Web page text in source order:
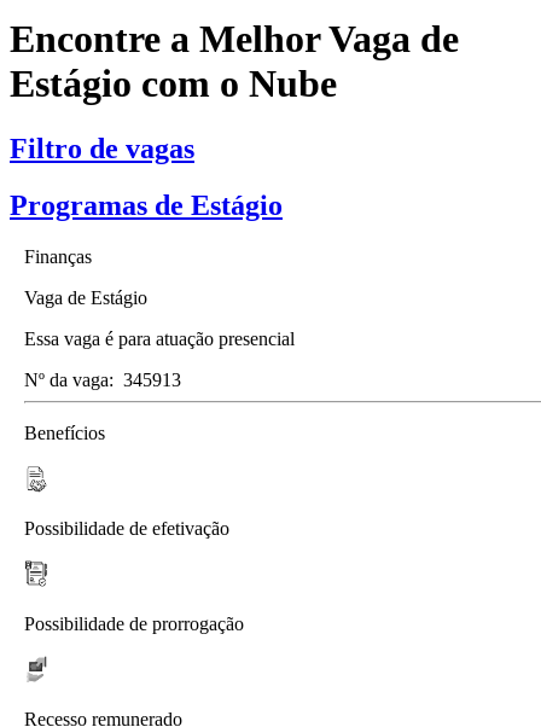
Encontre a Melhor Vaga de
Estágio com o Nube
Filtro de vagas
Programas de Estágio
Finanças
Vaga de Estágio
Essa vaga é para atuação presencial
Nº da vaga: 345913
Benefícios
Possibilidade de efetivação
Possibilidade de prorrogação
Recesso remunerado